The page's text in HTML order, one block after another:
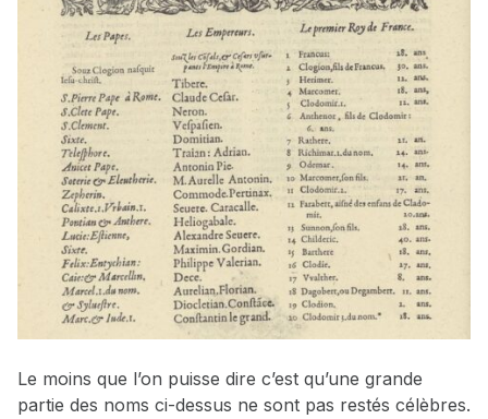
Le moins que l’on puisse dire c’est qu’une grande
partie des noms ci-dessus ne sont pas restés célèbres.